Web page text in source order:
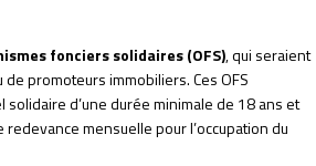
fonciers solidaires (OFS), qui seraient
promoteurs immobiliers. Ces OFS
d’une durée minimale de 18 ans et
mensuelle pour l’occupation du